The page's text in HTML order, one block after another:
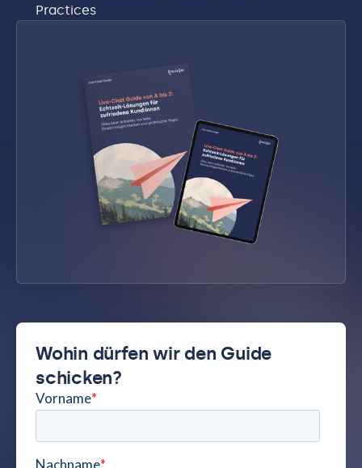
Practices
Wohin dürfen wir den Guide
schicken?